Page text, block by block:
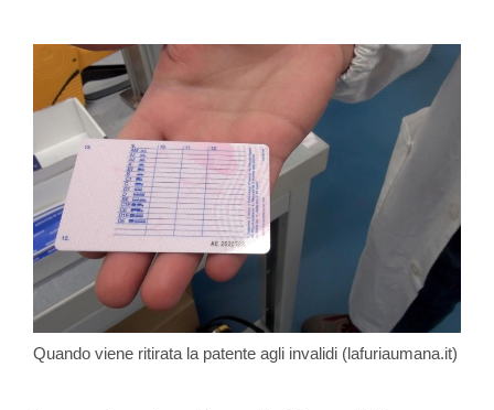
Quando viene ritirata la patente agli invalidi (lafuriaumana.it)